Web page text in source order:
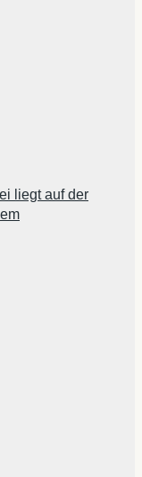
liegt auf der